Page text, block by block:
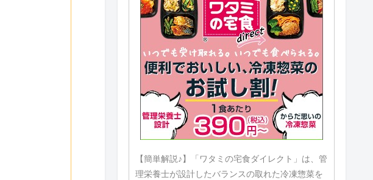
【簡単解説♪】「ワタミの宅食ダイレクト」は、管
理栄養士が設計したバランスの取れた冷凍惣菜を